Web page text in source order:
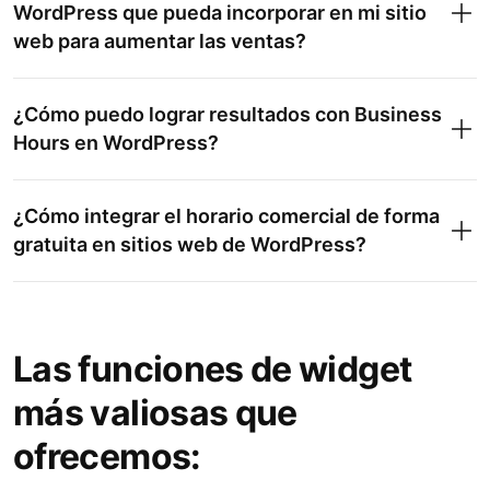
WordPress que pueda incorporar en mi sitio
web para aumentar las ventas?
¿Cómo puedo lograr resultados con Business
Hours en WordPress?
¿Cómo integrar el horario comercial de forma
gratuita en sitios web de WordPress?
Las funciones de widget
más valiosas que
ofrecemos: